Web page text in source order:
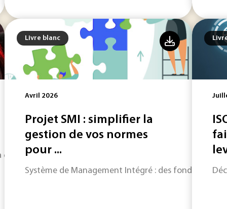
Femme Ingénieure lors de l’opération
Livre blanc
Avril 2026
Projet SMI : simplifier la
gestion de vos normes
pour ...
Système de Management Intégré : des